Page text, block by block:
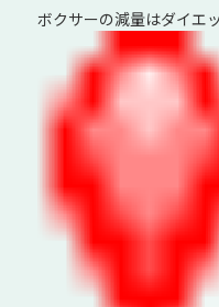
ボクサーの減量はダイエ